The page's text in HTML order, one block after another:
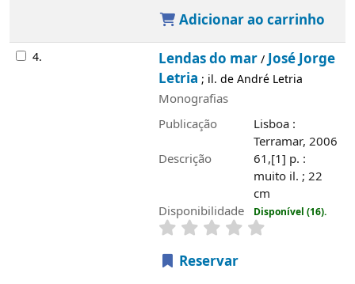
Adicionar ao carrinho
4. Lendas do mar/José Jorge
Letria ; il. de André Letria
Monografias
Publicação
Lisboa :
Terramar, 2006
Descrição
61,[1] p. :
muito il. ; 22
cm
Disponibilidade
Disponível (16).
Reservar